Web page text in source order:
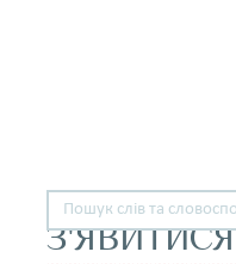
З'ЯВИТИСЯ